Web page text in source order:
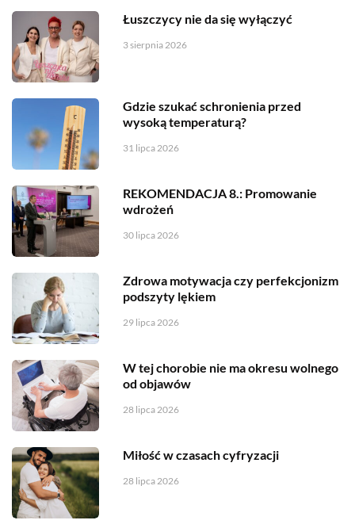
Łuszczycy nie da się wyłączyć
3 sierpnia 2026
Gdzie szukać schronienia przed
wysoką temperaturą?
31 lipca 2026
REKOMENDACJA 8.: Promowanie
wdrożeń
30 lipca 2026
Zdrowa motywacja czy perfekcjonizm
podszyty lękiem
29 lipca 2026
W tej chorobie nie ma okresu wolnego
od objawów
28 lipca 2026
Miłość w czasach cyfryzacji
28 lipca 2026